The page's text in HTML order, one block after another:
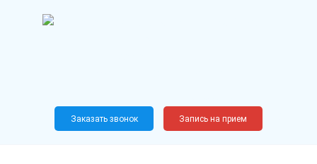
Новослободская, 62, к12
Заказать звонок Запись на прием